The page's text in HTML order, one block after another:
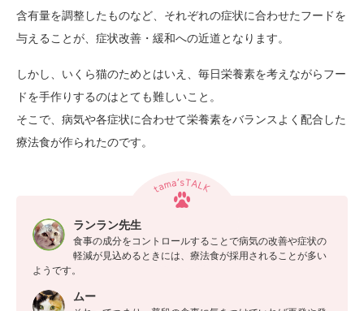
含有量を調整したものなど、それぞれの症状に合わせたフードを
与えることが、症状改善・緩和への近道となります。
しかし、いくら猫のためとはいえ、毎日栄養素を考えながらフー
ドを手作りするのはとても難しいこと。
そこで、病気や各症状に合わせて栄養素をバランスよく配合した
療法食が作られたのです。
ランラン先生
食事の成分をコントロールすることで病気の改善や症状の
軽減が見込めるときには、療法食が採用されることが多い
ようです。
ムー